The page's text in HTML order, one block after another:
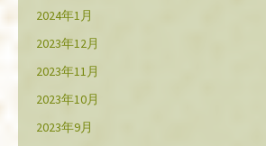
2024年1月
2023年12月
2023年11月
2023年10月
2023年9月